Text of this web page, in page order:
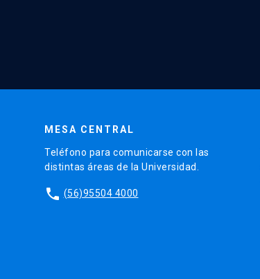
MESA CENTRAL
Teléfono para comunicarse con las
distintas áreas de la Universidad.
phone (56)95504 4000